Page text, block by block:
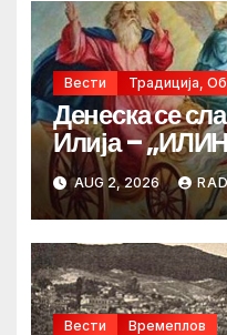
Вести Традиција,
Денеска се
Илија –
AUG 2, 2026
Вести Времеплов